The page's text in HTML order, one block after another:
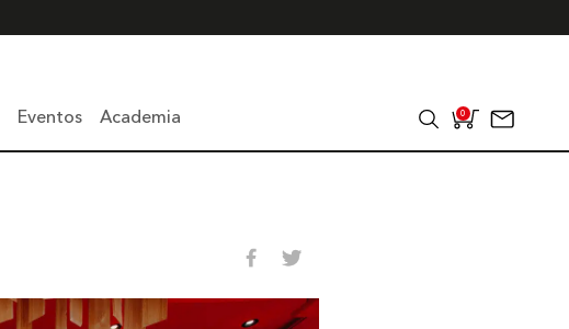
Eventos Academia 0